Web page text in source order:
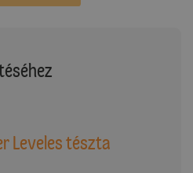
Leveles tészta